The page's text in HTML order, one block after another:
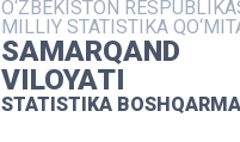
O‘ZBEKISTON
MILLIY STATISTIKA
SAMARQAND
VILOYATI
STATISTIKA
MATBUOT XIZMATI
MUROJAATLAR
KONTAKTLAR